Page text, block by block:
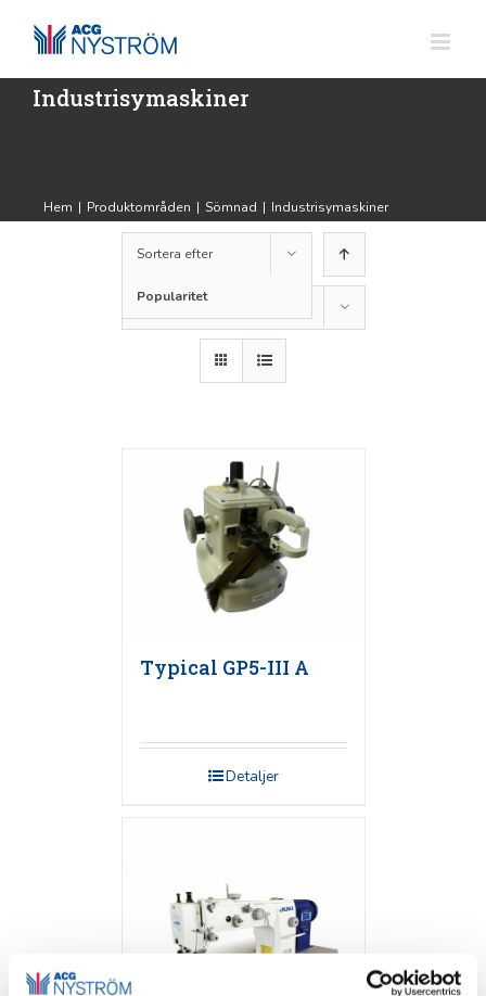
innehållet
Industrisymaskiner
Hem | Produktområden | Sömnad | Industrisymaskiner
Sortera efter
Popularitet
Visa
Typical GP5-III A
Detaljer